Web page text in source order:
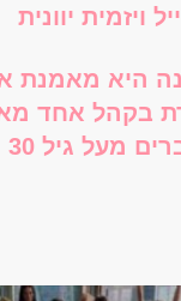
ויזמית יוונית
היא מאמנת
בקהל אחד
מעל גיל 30